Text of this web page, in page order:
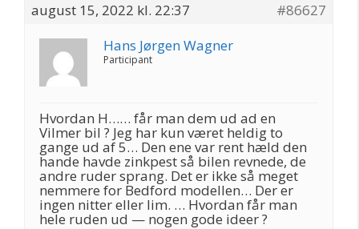
august 15, 2022 kl. 22:37
#86627
Hans Jørgen Wagner
Participant
Hvordan H…… får man dem ud ad en
Vilmer bil ? Jeg har kun været heldig to
gange ud af 5… Den ene var rent hæld den
hande havde zinkpest så bilen revnede, de
andre ruder sprang. Det er ikke så meget
nemmere for Bedford modellen… Der er
ingen nitter eller lim. … Hvordan får man
hele ruden ud — nogen gode ideer ?